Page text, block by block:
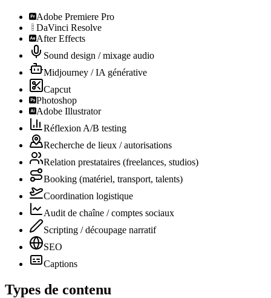
Adobe Premiere Pro
DaVinci Resolve
After Effects
Sound design / mixage audio
Midjourney / IA générative
Capcut
Photoshop
Adobe Illustrator
Réflexion A/B testing
Recherche de lieux / autorisations
Relation prestataires (freelances, studios)
Booking (matériel, transport, talents)
Coordination logistique
Audit de chaîne / comptes sociaux
Scripting / découpage narratif
SEO
Captions
Types de contenu